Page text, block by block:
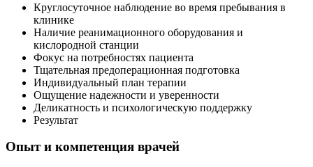
Круглосуточное наблюдение во время пребывания в
клинике
Наличие реанимационного оборудования и
кислородной станции
Фокус на потребностях пациента
Тщательная предоперационная подготовка
Индивидуальный план терапии
Ощущение надежности и уверенности
Деликатность и психологическую поддержку
Результат
Опыт и компетенция врачей